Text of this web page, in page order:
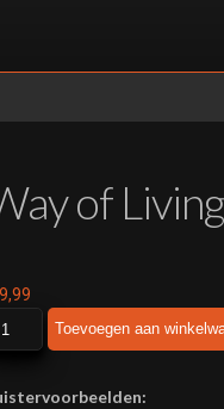
of
9,99
Toevoegen aan